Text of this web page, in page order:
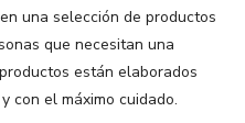
una selección de productos
que necesitan una
están elaborados
con el máximo cuidado.